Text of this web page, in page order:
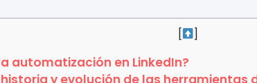
automatización en LinkedIn?